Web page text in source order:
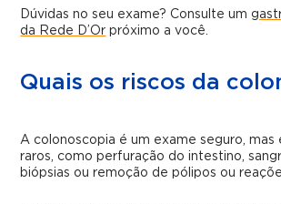
Dúvidas no seu exame? Consulte um
da Rede D’Or próximo a você.
Quais os riscos da
A colonoscopia é um exame seguro, mas
raros, como perfuração do intestino,
biópsias ou remoção de pólipos ou